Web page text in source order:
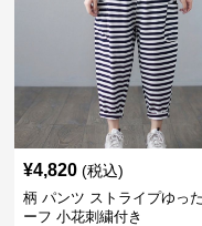
¥4,820 (税込)
柄 パンツ ストライプゆっ
ーフ 小花刺繍付き